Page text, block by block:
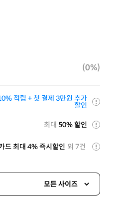
(0%)
적립 + 첫 결제 3만원 추가
할인
최대 50% 할인
드 최대 4% 즉시할인 외 7건
모든 사이즈